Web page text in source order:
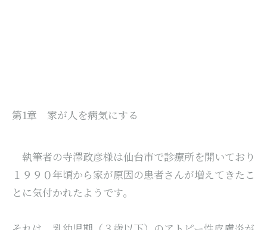
第1章 家が人を病気にする
執筆者の寺澤政彦様は仙台市で診療所を開いており
１９９０年頃から家が原因の患者さんが増えてきたこ
とに気付かれたようです。